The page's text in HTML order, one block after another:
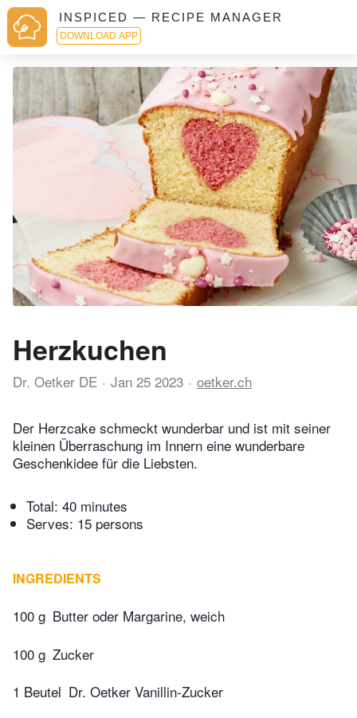
INSPICED — RECIPE MANAGER
DOWNLOAD APP
Herzkuchen
Dr. Oetker DE Jan 25 2023 oetker.ch
Der Herzcake schmeckt wunderbar und ist mit seiner
kleinen Überraschung im Innern eine wunderbare
Geschenkidee für die Liebsten.
Total: 40 minutes
Serves: 15 persons
INGREDIENTS
100 g Butter oder Margarine, weich
100 g Zucker
1 Beutel Dr. Oetker Vanillin-Zucker